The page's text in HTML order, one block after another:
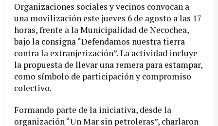
Organizaciones sociales y vecinos convocan a
una movilización este jueves 6 de agosto a las 17
horas, frente a la Municipalidad de Necochea,
bajo la consigna “Defendamos nuestra tierra
contra la extranjerización”. La actividad incluye
la propuesta de llevar una remera para estampar,
como símbolo de participación y compromiso
colectivo.
Formando parte de la iniciativa, desde la
organización “Un Mar sin petroleras”, charlaron